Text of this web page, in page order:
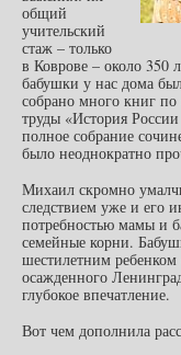
общий
учительский
стаж – только
в Коврове – около 350
бабушки у нас дома
собрано много книг
труды «История
полное собрание
было неоднократно
Михаил скромно
следствием уже и его
потребностью мамы и
семейные корни.
шестилетним
осажденного
глубокое впечатление.
Вот чем дополнила